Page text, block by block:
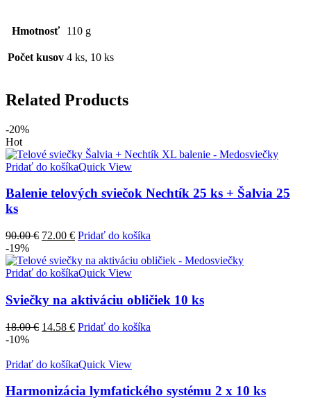
Hmotnosť 110 g
Počet kusov 4 ks, 10 ks
Related Products
-20%
Hot
Pridať do košíkaQuick View
Balenie telových sviečok Nechtík 25 ks + Šalvia 25
ks
90.00€ Pôvodná
bola:
90.00 €.
72.00 €Aktuálna
je:
72.00 €.
Pridať do košíka
-19%
Pridať do košíkaQuick View
Sviečky na aktiváciu obličiek 10 ks
18.00€ Pôvodná
18.00 €.
14.58 €Aktuálna
14.58 €.
Pridať do košíka
-10%
Pridať do košíkaQuick View
Harmonizácia lymfatického systému 2 x 10 ks